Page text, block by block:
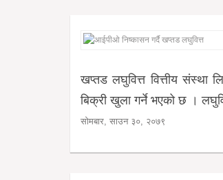
खप्तड लघुवित्त वित्तीय
बिक्री खुला गर्ने भएको छ ।
सोमबार, साउन ३०, २०७९